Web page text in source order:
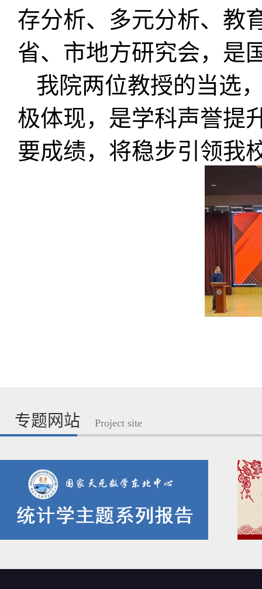
存分析、多元分析、教
省、市地方研究会，是
我院两位教授的当选
极体现，是学科声誉提
要成绩，将稳步引领我
专题网站 Project site